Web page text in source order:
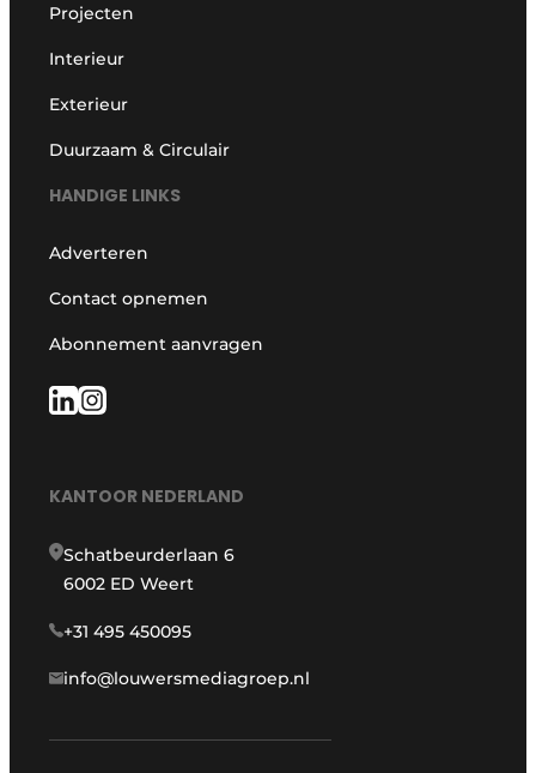
Projecten
Interieur
Exterieur
Duurzaam & Circulair
HANDIGE LINKS
Adverteren
Contact opnemen
Abonnement aanvragen
KANTOOR NEDERLAND
Schatbeurderlaan 6
6002 ED Weert
+31 495 450095
info@louwersmediagroep.nl